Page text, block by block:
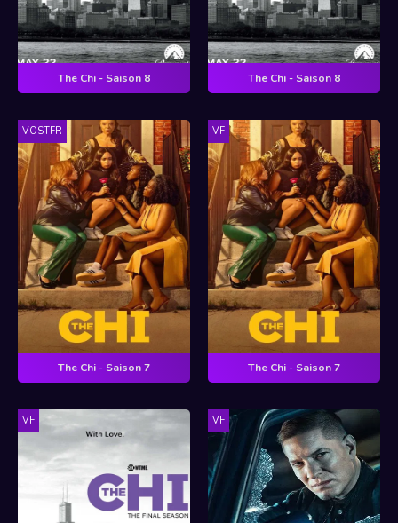
The Chi - Saison 8 The Chi - Saison 8
VOSTFR
The Chi - Saison 7
VF
The Chi - Saison 7
VF VF